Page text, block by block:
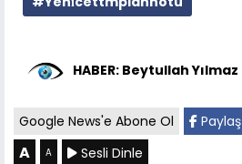
HABER: Beytullah Yılmaz
Google News'e Abone Ol Paylaş
A A Sesli Dinle